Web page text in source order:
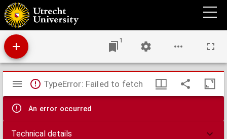
Nieuwe wassende zeekaart van den Atlantischen oceaan, bevattende de zeekusten van
Engeland, Frankrijk, Spanje, Portugal, de westkust van Afrika tot aan Kaap das Palmas
benevens de Vlaamsche, Canarische en Zoute eilanden, een gedeelte van Noord- en
Zuid-Amerika van Kaap Noord tot boven de rivier Sint Laurens, met de eilanden,
gevolgd naar de observatiën van Borda, Pingré, Fleurieu en anderen.
1
Mirador
viewer
TypeError: Failed to fetch
An error occurred
Technical details